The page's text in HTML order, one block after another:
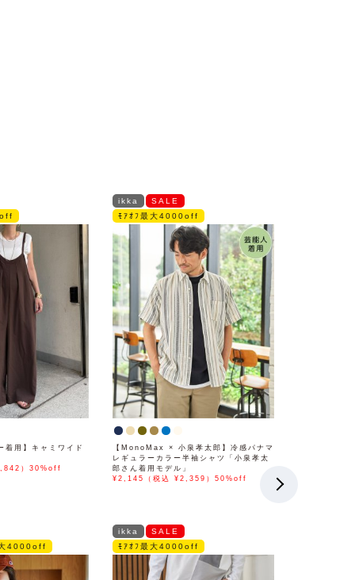
着用】キャミワイド
）30%off
ikka
SALE
ﾓｱｵﾌ最大4000off
【MonoMax × 小泉孝太郎】冷感パナマ
レギュラーカラー半袖シャツ「小泉孝太
郎さん着用モデル」
¥2,145（税込 ¥2,359）50%off
4000off
ikka
SALE
ﾓｱｵﾌ最大4000off